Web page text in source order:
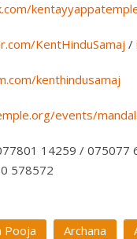
KentHinduSamaj /
kenthindusamaj
events/
14259 /
578572
Pooja Archana